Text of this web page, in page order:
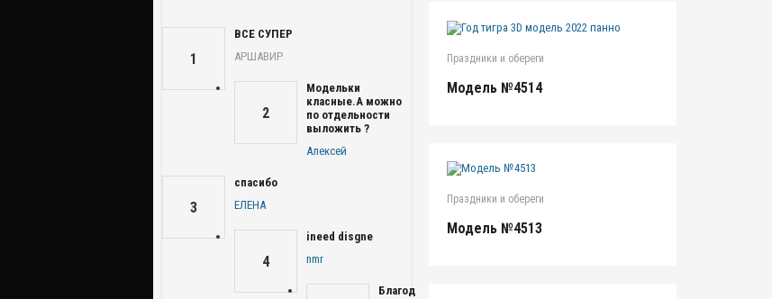
1
ВСЕ СУПЕР
АРШАВИР
2
Модельки
класные.А можно
по отдельности
выложить ?
Алексей
3
спасибо
ЕЛЕНА
4
ineed disgne
nmr
Благодаря
Праздники и обереги
Модель №4514
Праздники и обереги
Модель №4513